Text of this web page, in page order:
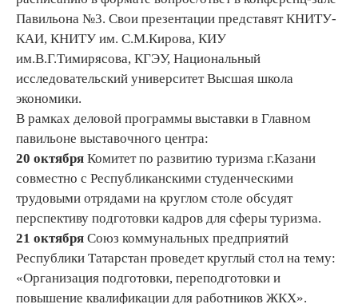
Павильона №3. Свои презентации представят КНИТУ-
КАИ, КНИТУ им. С.М.Кирова, КИУ
им.В.Г.Тимирясова, КГЭУ, Национальный
исследовательский университет Высшая школа
экономики.
В рамках деловой программы выставки в Главном
павильоне выставочного центра:
20 октября Комитет по развитию туризма г.Казани
совместно с Республиканскими студенческими
трудовыми отрядами на круглом столе обсудят
перспективу подготовки кадров для сферы туризма.
21 октября Союз коммунальных предприятий
Республики Татарстан проведет круглый стол на тему:
«Организация подготовки, переподготовки и
повышение квалификации для работников ЖКХ».